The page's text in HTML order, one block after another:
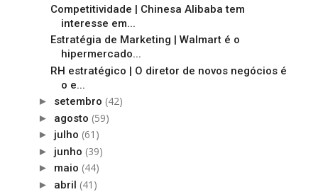
Competitividade | Chinesa Alibaba tem
interesse em...
Estratégia de Marketing | Walmart é o
hipermercado...
RH estratégico | O diretor de novos negócios é
o e...
► setembro (42)
► agosto (59)
► julho (61)
► junho (39)
► maio (44)
► abril (41)